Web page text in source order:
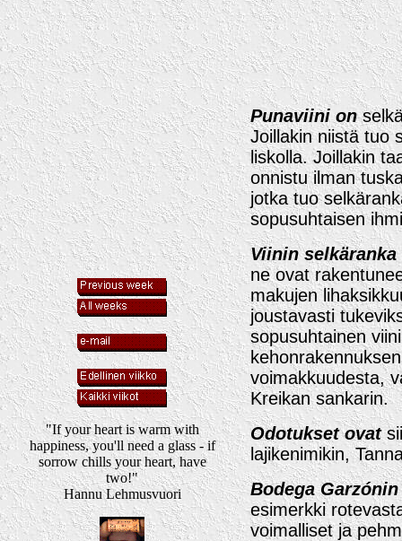
"If your heart is warm with
happiness, you'll need a glass - if
sorrow chills your heart, have
two!"
Hannu Lehmusvuori
Punaviini on
Joillakin niistä tuo
liskolla. Joillakin
onnistu ilman
jotka tuo
sopusuhtaisen
Viinin selkäranka
ne ovat
makujen
joustavasti
sopusuhtainen
voimakkuudesta,
Kreikan sankarin.
Odotukset ovat
lajikenimikin,
Bodega Garzónin
esimerkki
voimalliset ja